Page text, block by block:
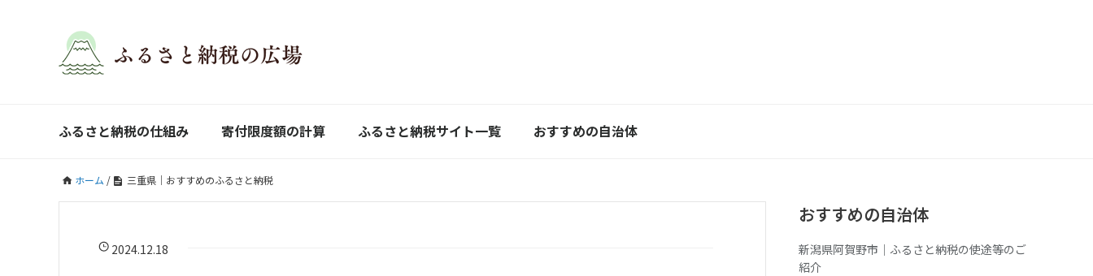
ふるさと納税の仕組み 寄付限度額の計算 ふるさと納税サイト一覧 おすすめの自治体
ホーム / 三重県｜おすすめのふるさと納税
2024.12.18
おすすめの自治体
新潟県阿賀野市｜ふるさと納税の使途等のご
紹介